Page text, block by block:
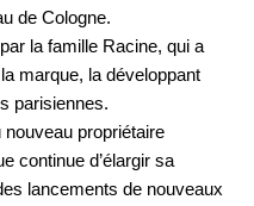
de Cologne.
la famille Racine, qui a
marque, la développant
parisiennes.
propriétaire
continue d’élargir sa
lancements de nouveaux